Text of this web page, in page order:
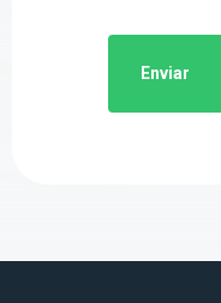
Enviar